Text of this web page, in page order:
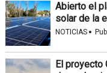
Abierto el
solar de la
NOTICIAS ·
El proyecto